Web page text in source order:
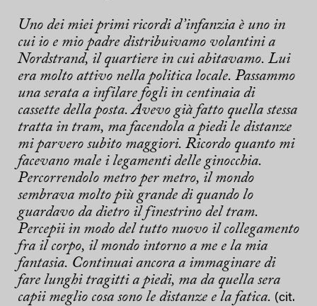
Uno dei miei primi ricordi d’infanzia è uno in
cui io e mio padre distribuivamo volantini a
Nordstrand, il quartiere in cui abitavamo. Lui
era molto attivo nella politica locale. Passammo
una serata a infilare fogli in centinaia di
cassette della posta. Avevo già fatto quella stessa
tratta in tram, ma facendola a piedi le distanze
mi parvero subito maggiori. Ricordo quanto mi
facevano male i legamenti delle ginocchia.
Percorrendolo metro per metro, il mondo
sembrava molto più grande di quando lo
guardavo da dietro il finestrino del tram.
Percepii in modo del tutto nuovo il collegamento
fra il corpo, il mondo intorno a me e la mia
fantasia. Continuai ancora a immaginare di
fare lunghi tragitti a piedi, ma da quella sera
capii meglio cosa sono le distanze e la fatica. (cit.